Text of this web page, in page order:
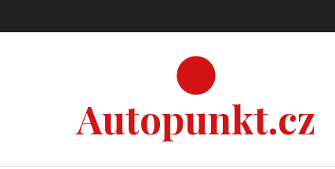
Autopunkt.cz